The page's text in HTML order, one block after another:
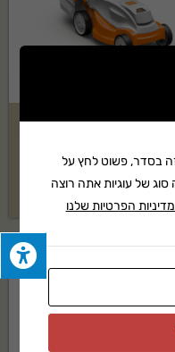
בקשה להצעת מחיר
בסדר, פשוט לחץ על
של עוגיות אתה רוצה
הפרטיות שלנו